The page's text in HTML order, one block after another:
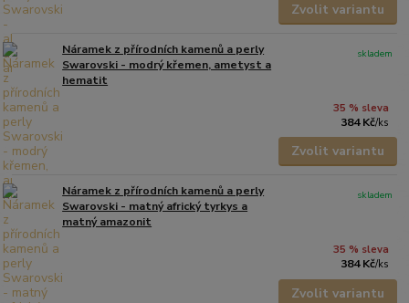
Zvolit variantu
Náramek z přírodních kamenů a perly
Swarovski - modrý křemen, ametyst a
hematit
35 % sleva
384 Kč/ks
skladem
Zvolit variantu
Náramek z přírodních kamenů a perly
Swarovski - matný africký tyrkys a
matný amazonit
35 % sleva
384 Kč/ks
skladem
Zvolit variantu